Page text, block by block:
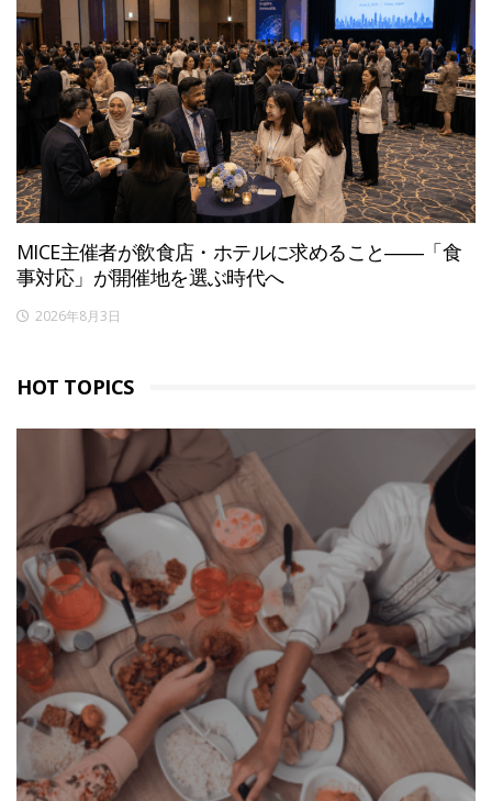
MICE主催者が飲食店・ホテルに求めること――「食
事対応」が開催地を選ぶ時代へ
2026年8月3日
HOT TOPICS